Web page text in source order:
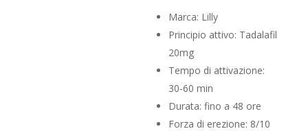
Marca: Lilly
Principio attivo: Tadalafil
20mg
Tempo di attivazione:
30-60 min
Durata: fino a 48 ore
Forza di erezione: 8/10